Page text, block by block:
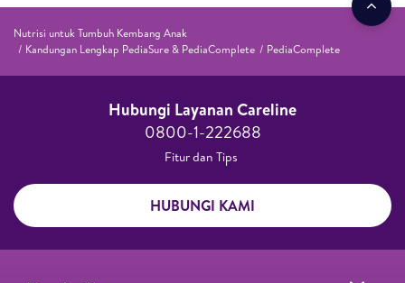
Nutrisi untuk Tumbuh Kembang Anak
Kandungan Lengkap PediaSure & PediaComplete
PediaComplete
Hubungi Layanan Careline​
0800-1-222688​
Fitur dan Tips ​
HUBUNGI KAMI